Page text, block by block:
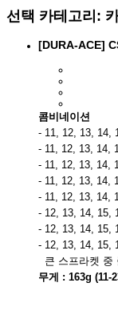
선택 카테고리:
[DURA-ACE]
콤비네이션
- 11, 12, 13, 14,
- 11, 12, 13, 14,
- 11, 12, 13, 14,
- 11, 12, 13, 14,
- 11, 12, 13, 14,
- 12, 13, 14, 15,
- 12, 13, 14, 15,
- 12, 13, 14, 15,
큰 스프라켓 중
무게 : 163g (11-